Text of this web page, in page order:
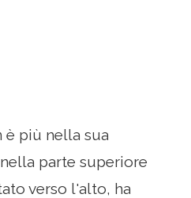
è più nella sua
parte superiore
verso l'alto, ha